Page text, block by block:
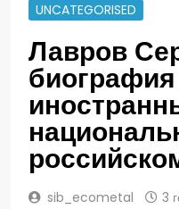
UNCATEGORISED
Лавров
sib_ecometal 3